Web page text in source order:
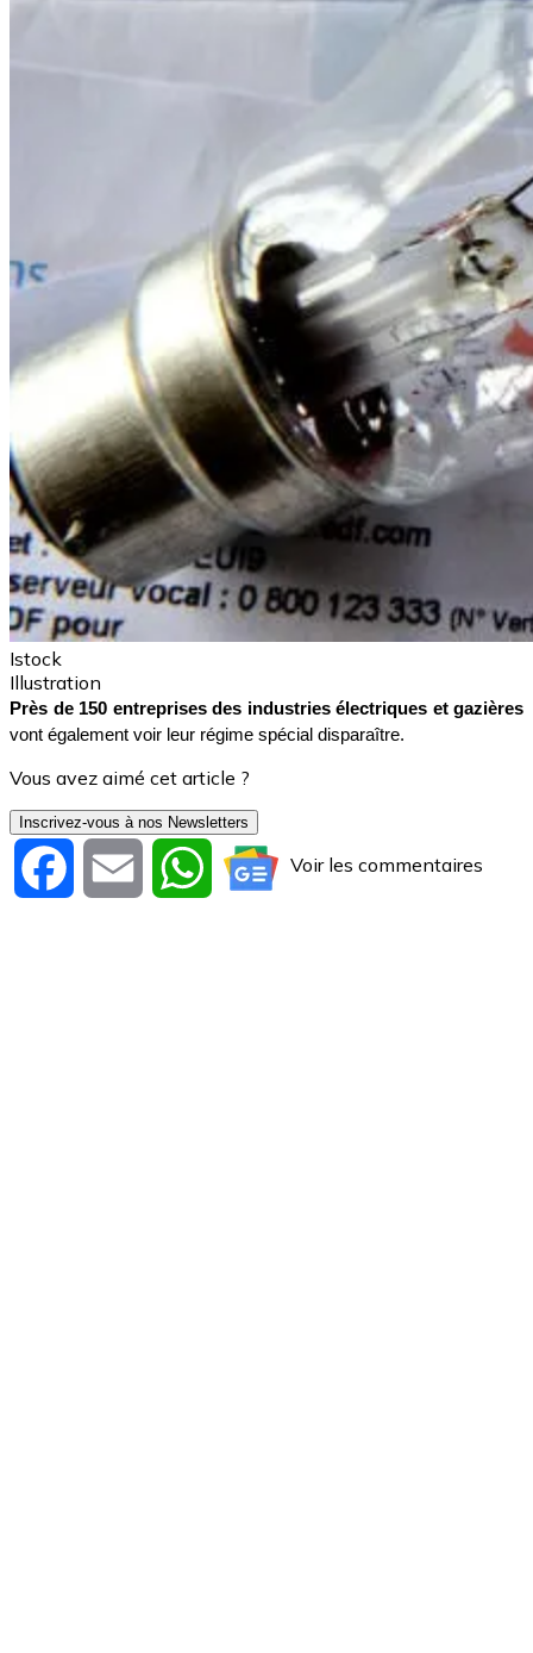
Istock
Illustration
Près de 150 entreprises des industries électriques et gazières
vont également voir leur régime spécial disparaître.
Vous avez aimé cet article ?
Inscrivez-vous à nos Newsletters
Facebook Email WhatsAppVoir les commentaires